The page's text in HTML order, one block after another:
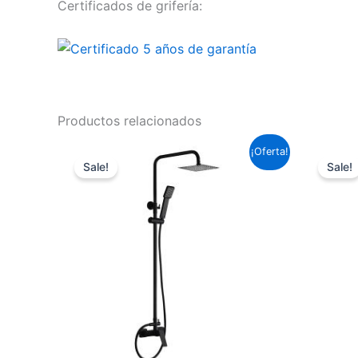
Certificados de grifería:
Productos relacionados
¡Oferta!
Sale!
precio
237,16 €.
precio
actual
es:
175,55 €.
Sale!